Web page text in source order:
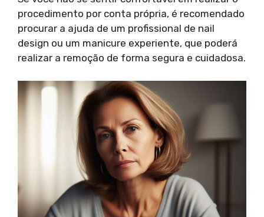
procedimento por conta própria, é recomendado
procurar a ajuda de um profissional de nail
design ou um manicure experiente, que poderá
realizar a remoção de forma segura e cuidadosa.